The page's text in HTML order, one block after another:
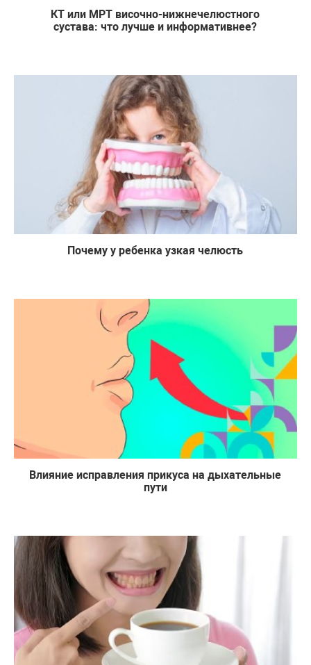
КТ или МРТ височно-нижнечелюстного
сустава: что лучше и информативнее?
Почему у ребенка узкая челюсть
Влияние исправления прикуса на дыхательные
пути